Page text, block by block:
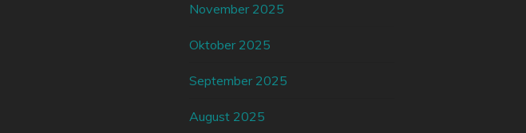
November 2025
Oktober 2025
September 2025
August 2025